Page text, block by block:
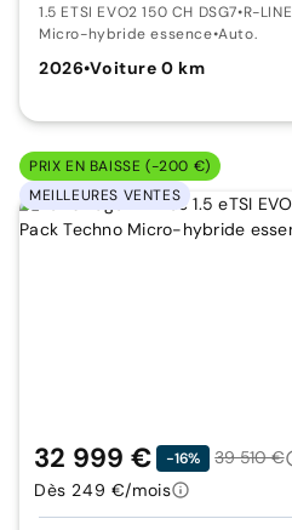
1.5 ETSI EVO2 150 CH DSG7•R-LINE
Micro-hybride essence•Auto.
2026•Voiture 0 km
PRIX EN BAISSE (-200 €)
MEILLEURES VENTES
32 999 € -16%
39 510 €
Dès 249 €/mois